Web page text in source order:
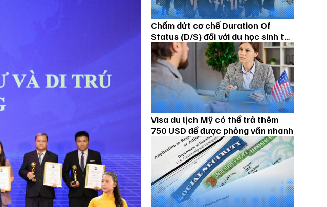
Chấm dứt cơ chế Duration Of
Status (D/S) đối với du học sinh từ
15/09/2026
Visa du lịch Mỹ có thể trả thêm
750 USD để được phỏng vấn nhanh